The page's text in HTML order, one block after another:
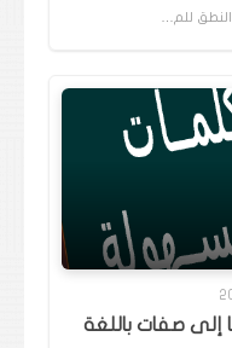
النطق للم…
إلى صفات باللغة